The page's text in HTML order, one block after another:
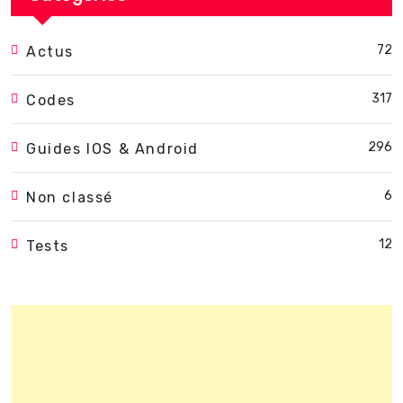
Actus 72
Codes 317
Guides IOS & Android 296
Non classé 6
Tests 12